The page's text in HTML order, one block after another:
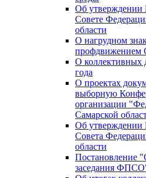
Об
Совете
области
О нагрудном
профдвижением
О коллективных
года
О проектах
выборную
организации
Самарской
Об утверждении
Совета
области
Постановление
заседания